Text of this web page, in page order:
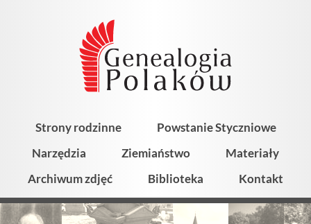
Strony rodzinne
Powstanie Styczniowe
Narzędzia
Ziemiaństwo
Materiały
Archiwum zdjęć
Biblioteka Kontakt